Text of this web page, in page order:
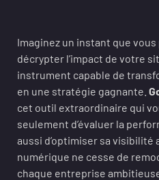
Imaginez un instant que
décrypter l’impact de votre
instrument capable de
en une stratégie gagnante.
cet outil extraordinaire qui
seulement d’évaluer la
aussi d’optimiser sa visibilité
numérique ne cesse de
chaque entreprise